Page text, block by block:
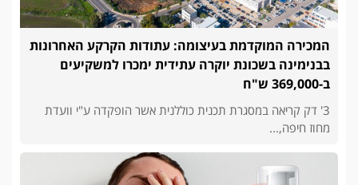
המכירה המוקדמת בעיצומה: עתודות הקרקע האחרונות
בבנימינה בשכונת יוקרה עתידית ימכרו למשקיעים
ב-369,000 ש"ח
3' דק קריאה במסגרת תכנית כוללנית אשר הופקדה ע"י וועדת
מחוז חיפה,...